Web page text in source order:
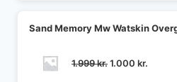
Sand Memory Mw Watskin
1.999kr.Den
1.000 kr.